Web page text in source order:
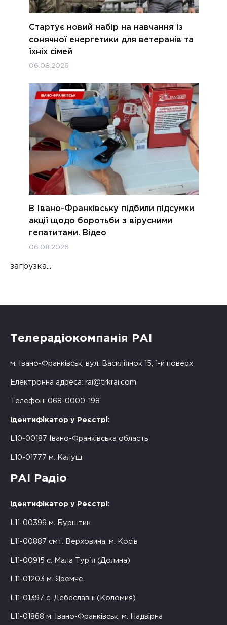
Стартує новий набір на навчання із
сонячної енергетики для ветеранів та
їхніх сімей
06.08.2026
В Івано-Франківську підбили підсумки
акції щодо боротьби з вірусними
гепатитами. Відео
06.08.2026
загрузка...
Телерадіокомпанія РАІ
м. Івано-Франківськ, вул. Василіянок 15, 1-й поверх
Електронна адреса: rai@trkrai.com
Телефон: 068-0000-198
Ідентифікатор у Реєстрі:
L10-00187 Івано-Франківська область
L10-01777 м. Калуш
РАІ Радіо
Ідентифікатор у Реєстрі:
L11-00399 м. Бурштин
L11-00887 смт. Верховина, м. Косів
L11-00915 с. Мала Тур'я (Долина)
L11-01203 м. Яремче
L11-01397 с. Дебеславці (Коломия)
L11-01868 м. Івано-Франківськ, м. Надвірна